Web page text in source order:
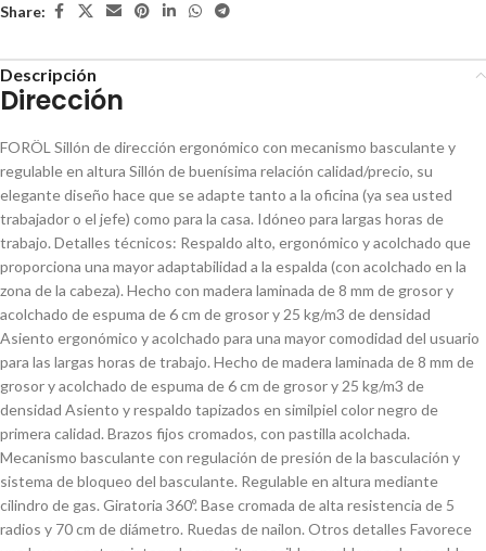
Share:
Descripción
Dirección
FORÖL Sillón de dirección ergonómico con mecanismo basculante y
regulable en altura Sillón de buenísima relación calidad/precio, su
elegante diseño hace que se adapte tanto a la oficina (ya sea usted
trabajador o el jefe) como para la casa. Idóneo para largas horas de
trabajo. Detalles técnicos: Respaldo alto, ergonómico y acolchado que
proporciona una mayor adaptabilidad a la espalda (con acolchado en la
zona de la cabeza). Hecho con madera laminada de 8 mm de grosor y
acolchado de espuma de 6 cm de grosor y 25 kg/m3 de densidad
Asiento ergonómico y acolchado para una mayor comodidad del usuario
para las largas horas de trabajo. Hecho de madera laminada de 8 mm de
grosor y acolchado de espuma de 6 cm de grosor y 25 kg/m3 de
densidad Asiento y respaldo tapizados en similpiel color negro de
primera calidad. Brazos fijos cromados, con pastilla acolchada.
Mecanismo basculante con regulación de presión de la basculación y
sistema de bloqueo del basculante. Regulable en altura mediante
cilindro de gas. Giratoria 360º. Base cromada de alta resistencia de 5
radios y 70 cm de diámetro. Ruedas de nailon. Otros detalles Favorece